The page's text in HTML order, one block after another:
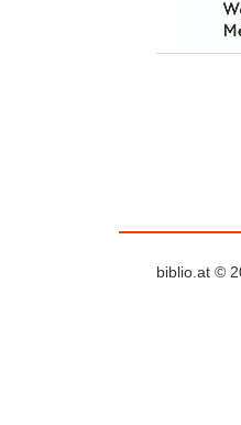
biblio.at ©